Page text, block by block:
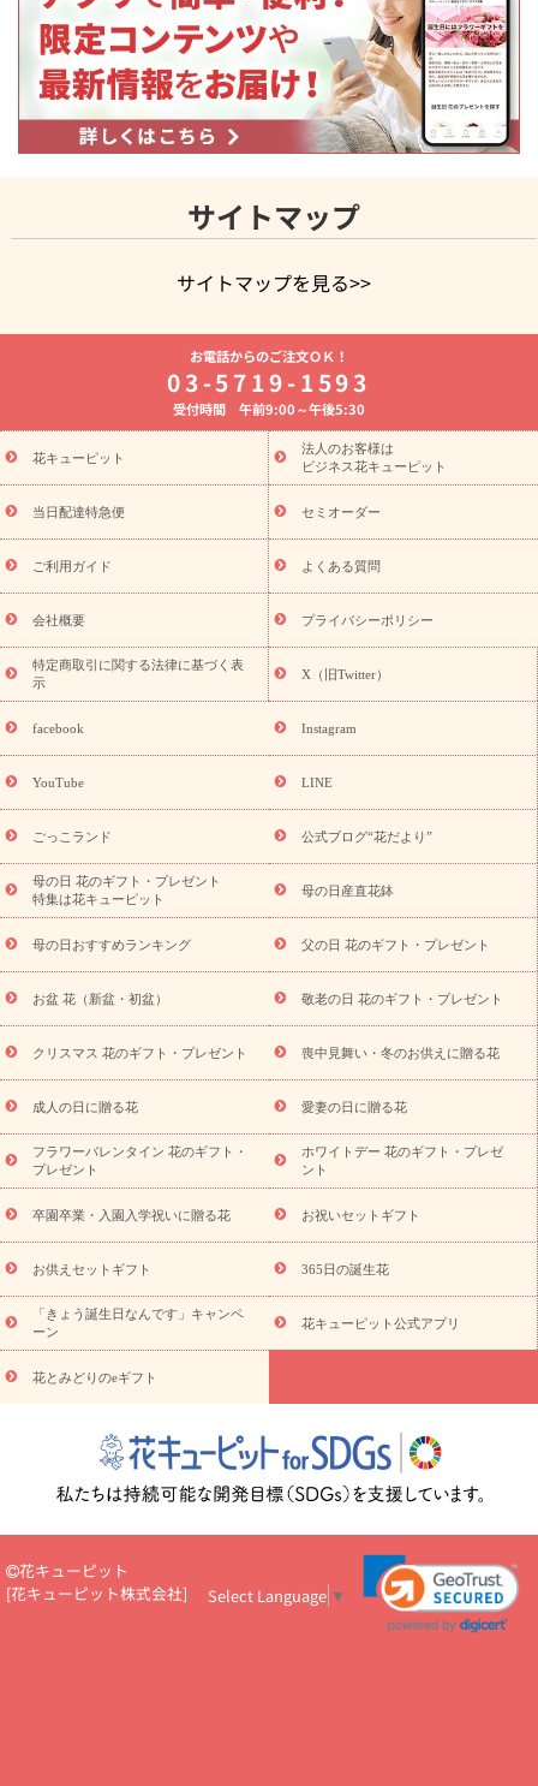
サイトマップ
サイトマップを見る>>
よく贈られる花
お祝いの花特集
誕生日フラワーギフト特集
8月の誕生花(トルコキキョウ)
開店・開業祝い
お供え・お悔やみ お供え・お悔やみの花
通夜・葬儀に贈る花 胡蝶蘭・花鉢
ーブドフラワー
季節のイベント
ひまわり ギフト・プレゼント
特集
お盆 花（新盆・初盆） 季節のイベント
お盆 花（新
盆・初盆）
お盆 花（新盆・初盆）
お盆・お供え 花とセットギ
フト
お盆・お供え プリザーブドフラワー
ひまわり ギフト・プ
レゼント特集
夏の花贈り・お中元・暑中見舞い 花のギフト特集
敬老の日におくる花ギフト・プレゼント特集
花ギフト・プレゼント特集
敬老の日 花のおすすめランキング
敬
老の日 花鉢植えのギフト・プレゼント特集
敬老の日 花とセットギ
フト・プレゼント特集
敬老の日の花 全てのギフト一覧
キャン
ペーン
映画『ウォーターガーディアンズ』コラボキャンペーン
「きょう誕生日なんです」キャンペーン
誕生日の花を探す
誕生日フラワーギフト 誕生日フラワーギフト特集
(トルコキキョウ)
9月の誕生花(リンドウ)
ら探す
お祝いの花特集 当日配達特急便 お祝い商品一覧
念日
結婚祝い 出産祝い 退院祝い・快気祝い
寿祝い
プチギフト ペットのお祝いフラワー
供え・お悔やみ商品一覧
お供え・お悔やみの花
四十九日法要以
お供え プリザーブドフラワー
ペットのお供えフラワー
お盆（新
盆・初盆）
その他 お祝い返し お見舞い
お取り寄せギフト
ビジネス用
ご自宅用 観葉植物 ミディ胡蝶蘭
プリザーブ
ドフラワー
スタイルから探す アレンジメント 花束
スタ
ンド花
お祝い お供え・お悔やみ 胡蝶蘭 胡蝶蘭・花鉢
ディ胡蝶蘭・お祝い
ミディ胡蝶蘭・お供え
世界初の青色胡蝶蘭
観葉植物
観葉植物 産直多肉植物
プリザーブドフラワー
お祝い
お供え・お悔やみ 花とセットギフト
セミオーダー
プチギフト（hanamore -ハナモア-）
花とみどりのeギフト
キューピットのeGfit
カラー ピンク イエローオレンジ
レッ
ド
お花の種類 トルコキキョウ
お祝い お祝い・3000円～ お祝い・4000円～
お祝い・
5000円～
お祝い・7000円～ お祝い・ 10000円～
お供え・お
悔やみ
円～
お供え・お悔やみ・
読み物
いのマナー
定年退職祝いのマナー
お祝いを贈るときのマナー・
花キューピットのお祝いコラム一覧
誕生日のお花を「色
彩心理学」で選ぶ方法
結婚祝いの予算相場
出産祝いお役立ち情
ール
新築引っ越し祝いコラム お祝い花のマナー総まとめ
職
場上司や先輩へ贈るお祝い花の正解は？
開店祝いの花 選び方ガイ
お電話からのご注文ＯＫ！
03-5719-1593
受付時間 午前9:00～午後5:30
花キューピット
法人のお客様は
ビジネス花キューピット
当日配達特急便 セミオーダー
ご利用ガイド よくある質問
会社概要 プライバシーポリシー
特定商取引に関する法律に基づく表
示
X（旧Twitter）
facebook Instagram
YouTube LINE
ごっこランド 公式ブログ“花だより”
母の日 花のギフト・プレゼント
特集は花キューピット
母の日産直花鉢
母の日おすすめランキング 父の日 花のギフト・プレゼント
お盆 花（新盆・初盆） 敬老の日 花のギフト・プレゼント
クリスマス 花のギフト・プレゼント 喪中見舞い・冬のお供えに贈る花
成人の日に贈る花 愛妻の日に贈る花
フラワーバレンタイン 花のギフト・
プレゼント
ホワイトデー 花のギフト・プレゼ
ント
卒園卒業・入園入学祝いに贈る花 お祝いセットギフト
お供えセットギフト 365日の誕生花
「きょう誕生日なんです」キャンペ
ーン
花キューピット公式アプリ
花とみどりのeギフト
花キューピット
[花キューピット株式会社] Select Language ▼